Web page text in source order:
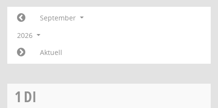
September
2026
Aktuell
1 DI